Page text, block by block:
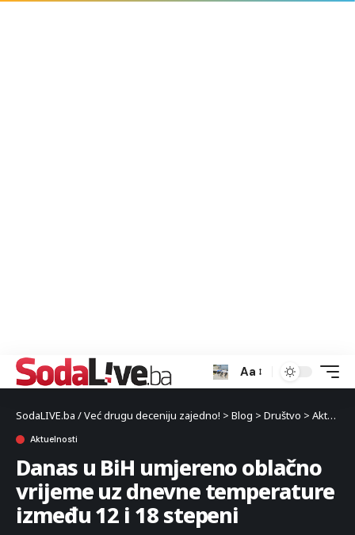
Aa
SodaLIVE.ba / Već drugu deceniju zajedno! > Blog > Društvo > Aktuelnosti
Aktuelnosti
Danas u BiH umjereno oblačno
vrijeme uz dnevne temperature
između 12 i 18 stepeni